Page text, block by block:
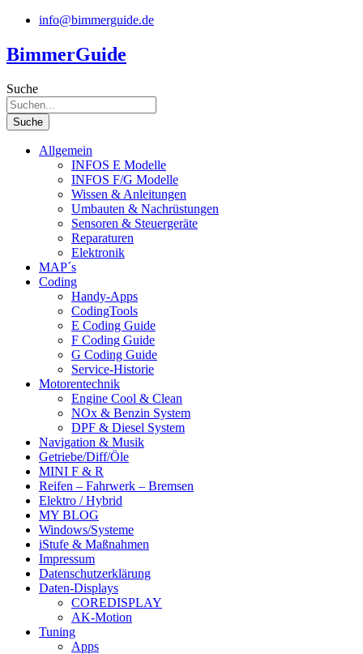
Zum
springen
info@bimmerguide.de
BimmerGuide
Suche
Suche
Allgemein
INFOS E Modelle
INFOS F/G Modelle
Wissen & Anleitungen
Umbauten & Nachrüstungen
Sensoren & Steuergeräte
Reparaturen
Elektronik
MAP´s
Coding
Handy-Apps
CodingTools
E Coding Guide
F Coding Guide
G Coding Guide
Service-Historie
Motorentechnik
Engine Cool & Clean
NOx & Benzin System
DPF & Diesel System
Navigation & Musik
Getriebe/Diff/Öle
MINI F & R
Reifen – Fahrwerk – Bremsen
Elektro / Hybrid
MY BLOG
Windows/Systeme
iStufe & Maßnahmen
Impressum
Datenschutzerklärung
Daten-Displays
COREDISPLAY
AK-Motion
Tuning
Apps